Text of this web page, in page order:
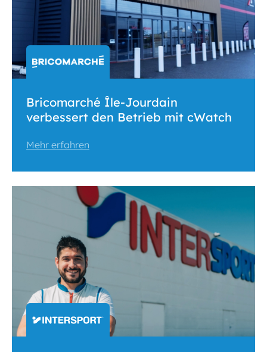
Bricomarché Île-Jourdain
verbessert den Betrieb mit cWatch
Mehr erfahren